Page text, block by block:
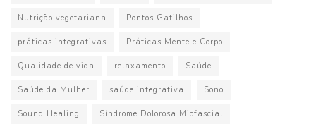
Nutrição vegetariana Pontos Gatilhos
práticas integrativas Práticas Mente e Corpo
Qualidade de vida relaxamento Saúde
Saúde da Mulher saúde integrativa Sono
Sound Healing Síndrome Dolorosa Miofascial